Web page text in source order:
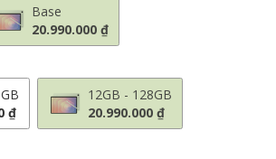
Base
20.990.000 ₫
₫
12GB - 128GB
20.990.000 ₫